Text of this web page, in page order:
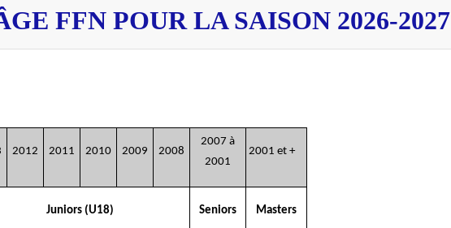
FFN POUR LA SAISON 2026-2027
2012 2011 2010 2009 2008
2007 à
2001
2001 et +
Juniors (U18) Seniors Masters